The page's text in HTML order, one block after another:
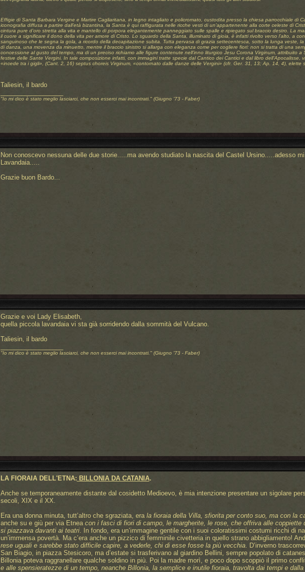
Effigie di Santa Barbara Vergine e Martire Cagliaritana, in legno intagliato e policromato, custodita presso la chiesa parrocchiale di
iconografia diffusa a partire dall’età bizantina, la Santa è qui raffigurata nelle ricche vesti di un’appartenente alla corte celeste di
cintura pure d’oro stretta alla vita e mantello di porpora elegantemente panneggiato sulle spalle e ripiegato sul braccio destro. La
il cuore a significare il dono della vita per amore di Cristo. Lo sguardo della Santa, illuminato di gioia, è infatti rivolto verso l’alto, a
sanguinoso che le segna la gola, a ricordo della decapitazione subita. Tutta pervasa di grazia settecentesca, sotto la lunga veste,
di danza, una movenza da minuetto, mentre il braccio sinistro si allarga con eleganza come per cogliere fiori: non si tratta di una
concessione al gusto del tempo, ma di un preciso richiamo alle figure contenute nell’inno liturgico Jesu Corona Virginum, attribuito
festive delle Sante Vergini. In tale composizione infatti, con immagini tratte specie dal Cantico dei Cantici e dal libro dell’Apocalisse,
«incede tra i gigli», (Cant. 2, 16) septus choreis Virginum, «contornato dalle danze delle Vergini» (cfr. Ger. 31, 13; Ap. 14, 4), elette
Taliesin, il bardo
"Io mi dico è stato meglio lasciarci, che non esserci mai incontrati." (Giugno '73 - Faber)
Non conoscevo nessuna delle due storie.....ma avendo studiato la nascita del Castel Ursino.....adesso
Lavandaia.....
Grazie buon Bardo...
Grazie e voi Lady Elisabeth,
quella piccola lavandaia vi sta già sorridendo dalla sommità del Vulcano.
Taliesin, il bardo
"Io mi dico è stato meglio lasciarci, che non esserci mai incontrati." (Giugno '73 - Faber)
LA FIORAIA DELL'ETNA: BILLONIA DA CATANIA.
Anche se temporaneamente distante dal cosidetto Medioevo, è mia intenzione presentare un sigolare
secoli, XIX e il XX.
Era una donna minuta, tutt’altro che sgraziata, era la fioraia della Villa, sfiorita per conto suo, ma con la
anche su e giù per via Etnea con i fasci di fiori di campo, le margherite, le rose, che offriva alle
si piazzava davanti ai teatri. In fondo, era un’immagine gentile con i suoi coloratissimi costumi ricchi di
un’immensa povertà. Ma c’era anche un pizzico di femminile civetteria in quello strano abbigliamento!
rese uguali e sarebbe stato difficile capire, a vederle, chi di esse fosse la più vecchia. D’inverno
San Biagio, in piazza Stesicoro, ma d’estate si trasferivano al giardino Bellini, sempre popolato di
Billonia poteva raggranellare qualche soldino in più. Poi la madre morì, e poco dopo scoppiò il primo
e alle spensieratezze di un tempo, neanche Billonia, la semplice e inutile fioraia, travolta dai tempi e